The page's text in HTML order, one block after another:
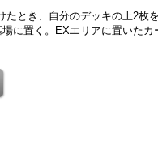
とき、自分のデッキの上2枚
に置く。EXエリアに置いたカ